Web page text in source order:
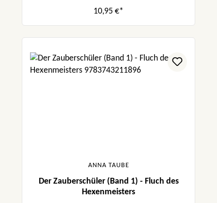
10,95 €*
ANNA TAUBE
Der Zauberschüler (Band 1) - Fluch des
Hexenmeisters